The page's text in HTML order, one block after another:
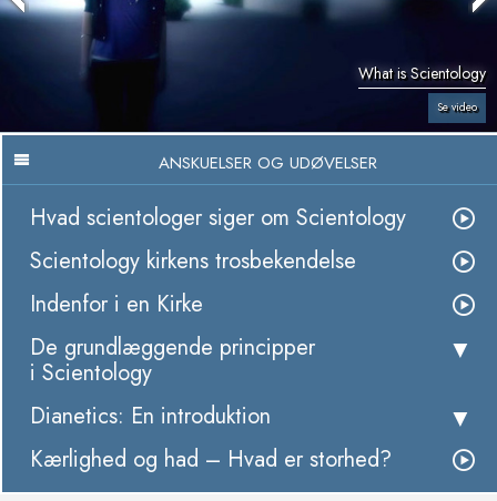
What is Scientology
Se video
ANSKUELSER OG UDØVELSER
Hvad scientologer siger om Scientology
Scientology kirkens trosbekendelse
Indenfor i en Kirke
De grundlæggende principper
i Scientology
Dianetics: En introduktion
Kærlighed og had – Hvad er storhed?